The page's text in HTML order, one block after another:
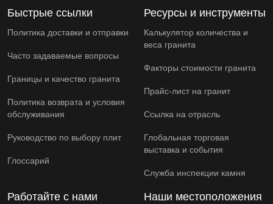
Быстрые ссылки
Политика доставки и отправки
Часто задаваемые вопросы
Границы и качество гранита
Политика возврата и условия
обслуживания
Руководство по выбору плит
Глоссарий
Ресурсы и инструменты
Калькулятор количества и
веса гранита
Факторы стоимости гранита
Прайс-лист на гранит
Ссылка на отрасль
Глобальная торговая
выставка и события
Служба инспекции камня
Работайте с нами Наши местоположения